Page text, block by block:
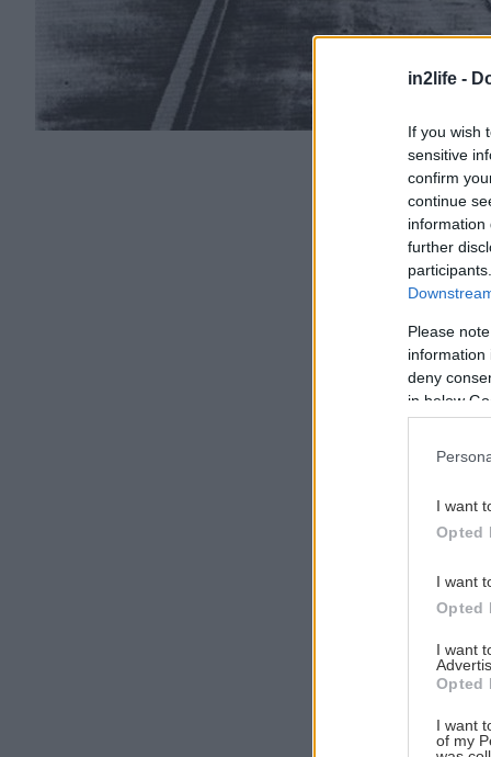
in2life -
If you wish
sensitive
confirm
continue
information
further
Please
information
deny
in below
I want
Opted
I want
Opted
I want
Opted
I want
of my